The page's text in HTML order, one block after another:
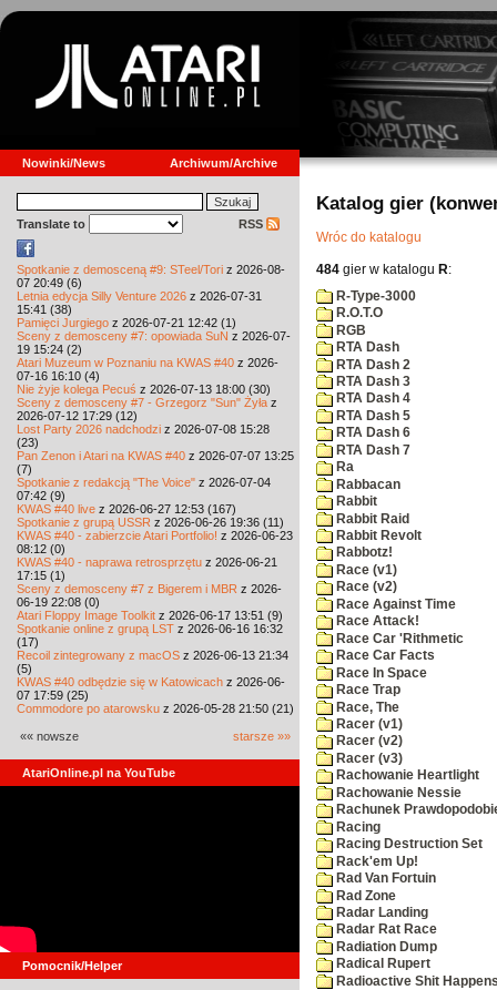
Nowinki/News Archiwum/Archive
Translate to RSS
Spotkanie z demosceną #9: STeel/Tori z 2026-08-
07 20:49 (6)
Letnia edycja Silly Venture 2026 z 2026-07-31
15:41 (38)
Pamięci Jurgiego z 2026-07-21 12:42 (1)
Sceny z demosceny #7: opowiada SuN z 2026-07-
19 15:24 (2)
Atari Muzeum w Poznaniu na KWAS #40 z 2026-
07-16 16:10 (4)
Nie żyje kolega Pecuś z 2026-07-13 18:00 (30)
Sceny z demosceny #7 - Grzegorz "Sun" Żyła z
2026-07-12 17:29 (12)
Lost Party 2026 nadchodzi z 2026-07-08 15:28
(23)
Pan Zenon i Atari na KWAS #40 z 2026-07-07 13:25
(7)
Spotkanie z redakcją "The Voice" z 2026-07-04
07:42 (9)
KWAS #40 live z 2026-06-27 12:53 (167)
Spotkanie z grupą USSR z 2026-06-26 19:36 (11)
KWAS #40 - zabierzcie Atari Portfolio! z 2026-06-23
08:12 (0)
KWAS #40 - naprawa retrosprzętu z 2026-06-21
17:15 (1)
Sceny z demosceny #7 z Bigerem i MBR z 2026-
06-19 22:08 (0)
Atari Floppy Image Toolkit z 2026-06-17 13:51 (9)
Spotkanie online z grupą LST z 2026-06-16 16:32
(17)
Recoil zintegrowany z macOS z 2026-06-13 21:34
(5)
KWAS #40 odbędzie się w Katowicach z 2026-06-
07 17:59 (25)
Commodore po atarowsku z 2026-05-28 21:50 (21)
«« nowsze starsze »»
AtariOnline.pl na YouTube
Pomocnik/Helper
Katalog gier
Wróc do katalogu
484 gier w katalogu R:
R-Type-3000
R.O.T.O
RGB
RTA Dash
RTA Dash 2
RTA Dash 3
RTA Dash 4
RTA Dash 5
RTA Dash 6
RTA Dash 7
Ra
Rabbacan
Rabbit
Rabbit Raid
Rabbit Revolt
Rabbotz!
Race (v1)
Race (v2)
Race Against Time
Race Attack!
Race Car 'Rithmetic
Race Car Facts
Race In Space
Race Trap
Race, The
Racer (v1)
Racer (v2)
Racer (v3)
Rachowanie Heartlight
Rachowanie Nessie
Rachunek
Racing
Racing Destruction Set
Rack'em Up!
Rad Van Fortuin
Rad Zone
Radar Landing
Radar Rat Race
Radiation Dump
Radical Rupert
Radioactive Shit